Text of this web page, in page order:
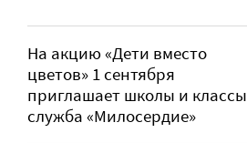
На акцию «Дети вместо
цветов» 1 сентября
приглашает школы и классы
служба «Милосердие»